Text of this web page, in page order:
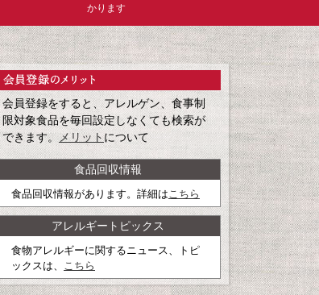
かります
会員登録をすると、アレルゲン、食事制
限対象食品を毎回設定しなくても検索が
できます。メリットについて
食品回収情報
食品回収情報があります。詳細は こちら
アレルギートピックス
食物アレルギーに関するニュース、トピ
ックスは、
こちら